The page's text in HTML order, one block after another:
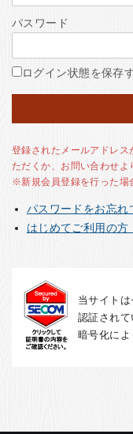
ご利用ガイド
お客様の声
お知らせ
English
パスワード
ログイン状態を保存
登録されたメールアドレ
ただくか、お問い合わせよ
※新規会員登録を行った場
パスワードをお忘れ
はじめてご利用の方
当サイト
認証され
暗号化によ